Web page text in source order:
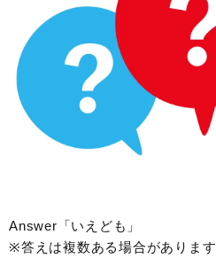
Answer「いえども」
※答えは複数ある場合があります